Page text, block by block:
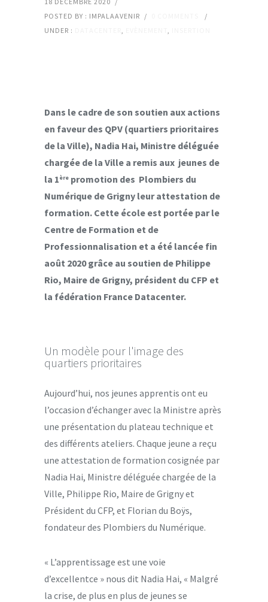
POSTED BY : IMPALAAVENIR /
/
UNDER :
Dans le cadre de son soutien aux actions
en faveur des QPV (quartiers prioritaires
de la Ville), Nadia Hai, Ministre déléguée
chargée de la Ville a remis aux jeunes de
la 1ère promotion des Plombiers du
Numérique de Grigny leur attestation de
formation. Cette école est portée par le
Centre de Formation et de
Professionnalisation et a été lancée fin
août 2020 grâce au soutien de Philippe
Rio, Maire de Grigny, président du CFP et
la fédération France Datacenter.
TATSU
Un modèle pour l'image des
quartiers prioritaires
Aujourd’hui, nos jeunes apprentis ont eu
l’occasion d’échanger avec la Ministre après
une présentation du plateau technique et
des différents ateliers. Chaque jeune a reçu
une attestation de formation cosignée par
Nadia Hai, Ministre déléguée chargée de la
Ville, Philippe Rio, Maire de Grigny et
Président du CFP, et Florian du Boÿs,
fondateur des Plombiers du Numérique.
« L’apprentissage est une voie
d’excellentce » nous dit Nadia Hai, « Malgré
la crise, de plus en plus de jeunes se